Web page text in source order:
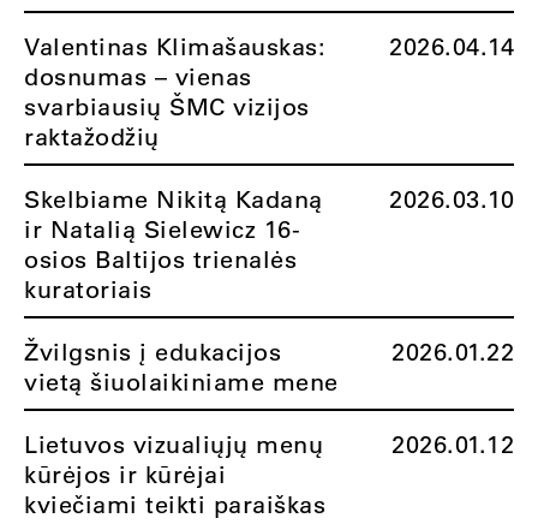
Valentinas Klimašauskas:
dosnumas – vienas
svarbiausių ŠMC vizijos
raktažodžių
2026.04.14
Skelbiame Nikitą Kadaną
ir Natalią Sielewicz 16-
osios Baltijos trienalės
kuratoriais
2026.03.10
Žvilgsnis į edukacijos
vietą šiuolaikiniame mene
2026.01.22
Lietuvos vizualiųjų menų
kūrėjos ir kūrėjai
kviečiami teikti paraiškas
2026.01.12